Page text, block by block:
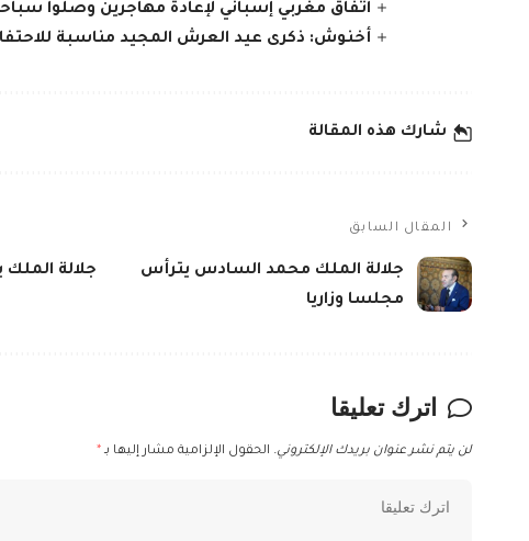
اتفاق مغربي إسباني لإعادة مهاجرين وصلوا
أخنوش: ذكرى عيد العرش المجيد مناسبة
شارك هذه المقالة
المقال السابق
جلالة الملك محمد السادس يترأس
مجلسا وزاريا
جلالة
اترك تعليقا
لن يتم نشر عنوان بريدك الإلكتروني. الحقول الإلزامية مشار إليها بـ *